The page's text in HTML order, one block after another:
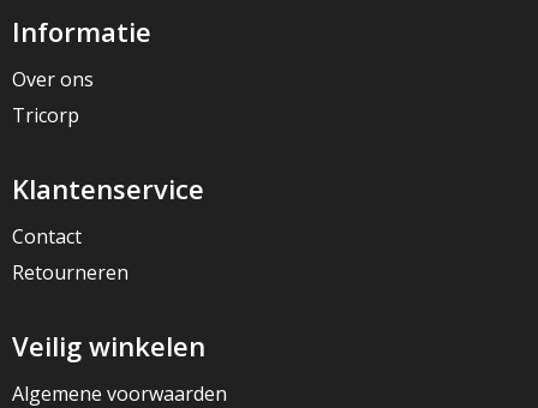
Informatie
Over ons
Tricorp
Klantenservice
Contact
Retourneren
Veilig winkelen
Algemene voorwaarden